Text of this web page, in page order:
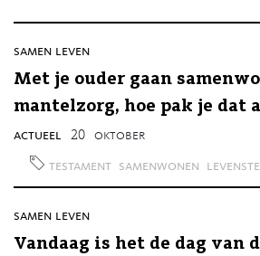
samen leven
Met je ouder gaan
mantelzorg, hoe pak je dat
actueel 20 oktober
testament samenwonen
samen leven
Vandaag is het de dag van